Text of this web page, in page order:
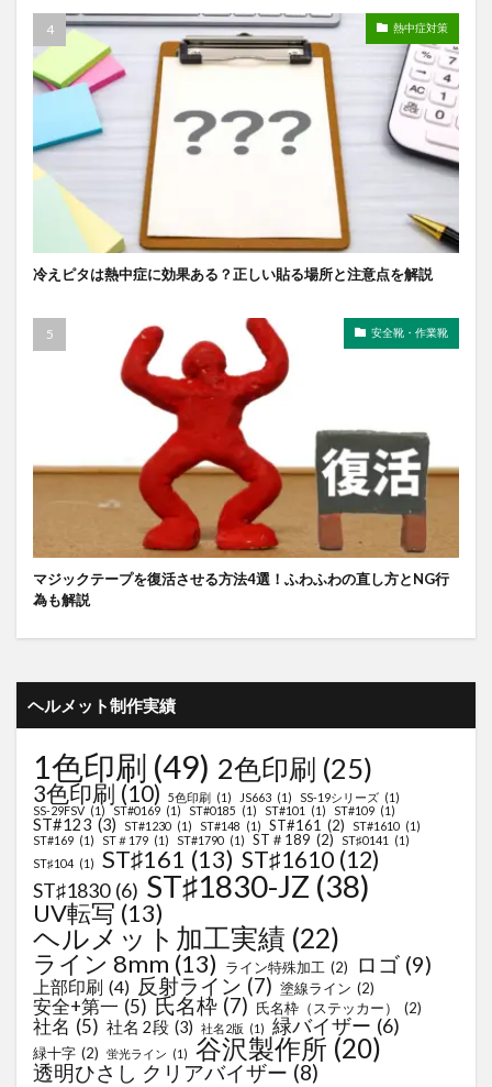
熱中症対策
冷えピタは熱中症に効果ある？正しい貼る場所と注意点を解説
安全靴・作業靴
マジックテープを復活させる方法4選！ふわふわの直し方とNG行
為も解説
ヘルメット制作実績
1色印刷 (49) 2色印刷 (25)
3色印刷 (10) 5色印刷 (1) JS663 (1) SS-19シリーズ (1)
SS-29FSV (1) ST#0169 (1) ST#0185 (1) ST#101 (1) ST#109 (1)
ST#123 (3) ST#1230 (1) ST#148 (1) ST#161 (2) ST#1610 (1)
ST#169 (1) ST＃179 (1) ST#1790 (1) ST＃189 (2) ST♯0141
(1)
ST♯104 (1) ST♯161 (13) ST♯1610 (12)
ST♯1830 (6) ST♯1830-JZ (38)
UV転写 (13)
ヘルメット加工実績 (22)
ライン 8mm (13) ライン特殊加工 (2) ロゴ (9)
上部印刷 (4) 反射ライン (7) 塗線ライン (2)
安全+第一 (5) 氏名枠 (7) 氏名枠（ステッカー） (2)
社名 (5) 社名 2段 (3) 社名2版 (1) 緑バイザー (6)
緑十字 (2) 蛍光ライン (1) 谷沢製作所 (20)
透明ひさし クリアバイザー (8)